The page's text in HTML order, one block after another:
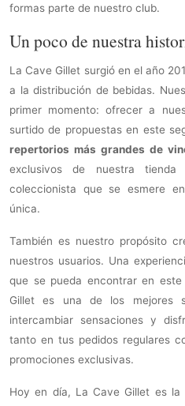
formas parte de nuestro club.
Un poco de nuestra
La Cave Gillet surgió en el año
a la distribución de bebidas.
primer momento: ofrecer a
surtido de propuestas en este
repertorios más grandes de
exclusivos de nuestra
coleccionista que se esmere
única.
También es nuestro propósito
nuestros usuarios. Una
que se pueda encontrar en
Gillet es una de los mejores
intercambiar sensaciones y
tanto en tus pedidos regulares
promociones exclusivas.
Hoy en día, La Cave Gillet es